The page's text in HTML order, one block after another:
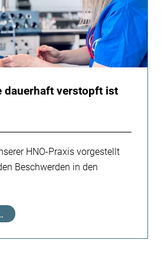
dauerhaft verstopft ist
HNO-Praxis vorgestellt
Beschwerden in den
Wenn
die
Nase